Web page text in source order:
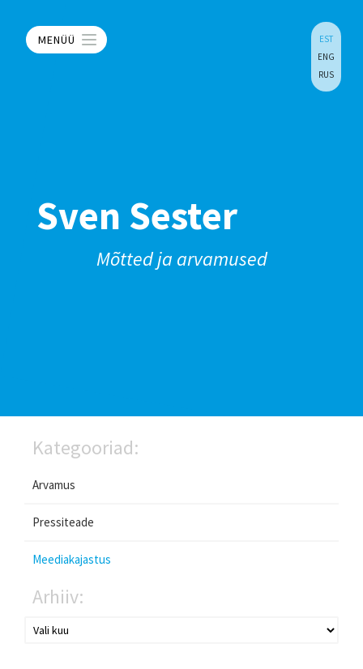
MENÜÜ
EST
ENG
RUS
Sven Sester
Mõtted ja arvamused
Kategooriad:
Arvamus
Pressiteade
Meediakajastus
Arhiiv: